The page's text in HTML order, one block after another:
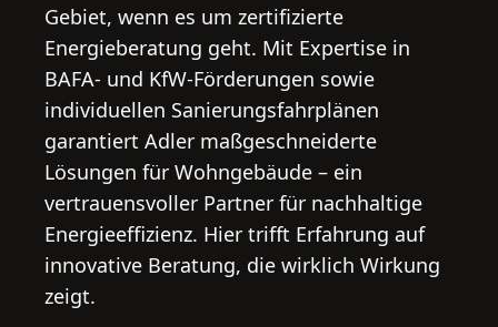
Gebiet, wenn es um zertifizierte
Energieberatung geht. Mit Expertise in
BAFA- und KfW-Förderungen sowie
individuellen Sanierungsfahrplänen
garantiert Adler maßgeschneiderte
Lösungen für Wohngebäude – ein
vertrauensvoller Partner für nachhaltige
Energieeffizienz. Hier trifft Erfahrung auf
innovative Beratung, die wirklich Wirkung
zeigt.